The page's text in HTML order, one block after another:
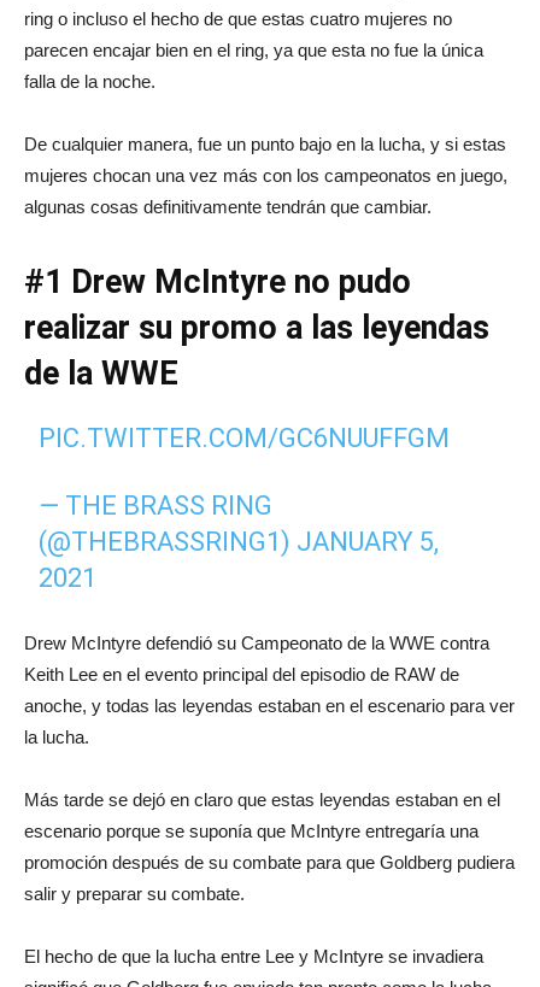
ring o incluso el hecho de que estas cuatro mujeres no
parecen encajar bien en el ring, ya que esta no fue la única
falla de la noche.
De cualquier manera, fue un punto bajo en la lucha, y si estas
mujeres chocan una vez más con los campeonatos en juego,
algunas cosas definitivamente tendrán que cambiar.
#1 Drew McIntyre no pudo
realizar su promo a las leyendas
de la WWE
PIC.TWITTER.COM/GC6NUUFFGM
— THE BRASS RING
(@THEBRASSRING1) JANUARY 5,
2021
Drew McIntyre defendió su Campeonato de la WWE contra
Keith Lee en el evento principal del episodio de RAW de
anoche, y todas las leyendas estaban en el escenario para ver
la lucha.
Más tarde se dejó en claro que estas leyendas estaban en el
escenario porque se suponía que McIntyre entregaría una
promoción después de su combate para que Goldberg pudiera
salir y preparar su combate.
El hecho de que la lucha entre Lee y McIntyre se invadiera